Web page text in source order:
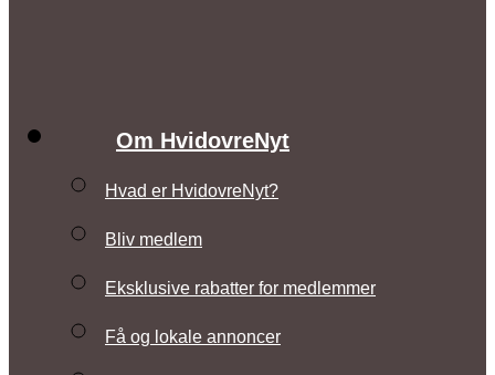
Om HvidovreNyt
Hvad er HvidovreNyt?
Bliv medlem
Eksklusive rabatter for medlemmer
Få og lokale annoncer